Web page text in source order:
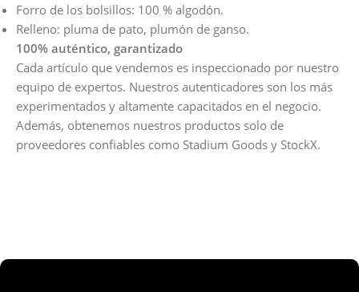
Forro de los bolsillos: 100 % algodón.
Relleno: pluma de pato, plumón de ganso.
100% auténtico, garantizado
Cada artículo que vendemos es inspeccionado por nuestro
equipo de expertos. Nuestros autenticadores son los más
experimentados y altamente capacitados en el negocio.
Además, obtenemos nuestros productos solo de
proveedores confiables como Stadium Goods y StockX.